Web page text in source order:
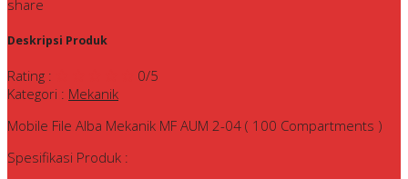
share
Deskripsi Produk
Rating : 0/5
Kategori : Mekanik
Mobile File Alba Mekanik MF AUM 2-04 ( 100 Compartments )
Spesifikasi Produk :